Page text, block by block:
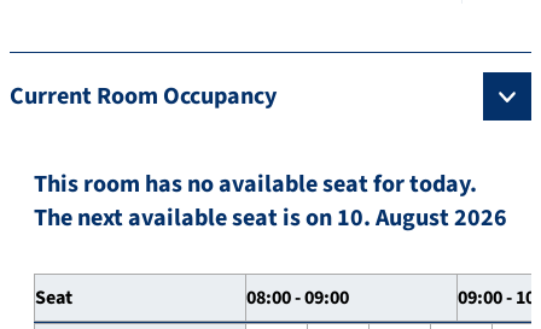
Current Room Occupancy
This room has no available seat for today.
The next available seat is on 10. August 2026
Seat 08:00 - 09:00 09:00 -